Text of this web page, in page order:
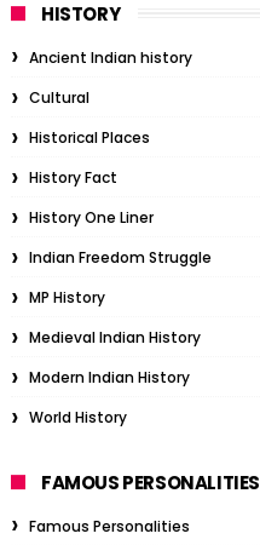
HISTORY
Ancient Indian history
Cultural
Historical Places
History Fact
History One Liner
Indian Freedom Struggle
MP History
Medieval Indian History
Modern Indian History
World History
FAMOUS PERSONALITIES
Famous Personalities